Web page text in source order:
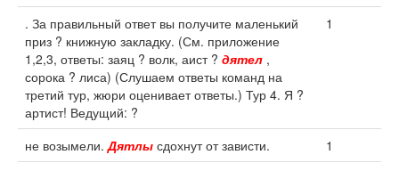
. За правильный ответ вы получите маленький
приз ? книжную закладку. (См. приложение
1,2,3, ответы: заяц ? волк, аист ? дятел ,
сорока ? лиса) (Слушаем ответы команд на
третий тур, жюри оценивает ответы.) Тур 4. Я ?
артист! Ведущий: ?
1
не возымели.Дятлы сдохнут от зависти.
1